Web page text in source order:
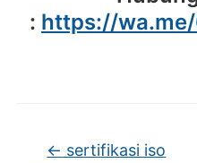
: https://
← sertifikasi iso